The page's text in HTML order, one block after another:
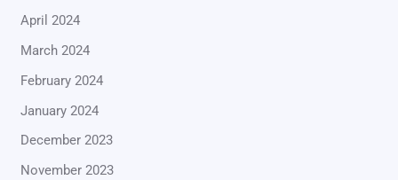
April 2024
March 2024
February 2024
January 2024
December 2023
November 2023